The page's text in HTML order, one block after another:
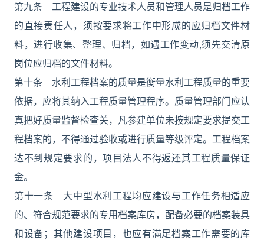
第九条 工程建设的专业技术人员和管理人员是归档工作
的直接责任人，须按要求将工作中形成的应归档文件材
料，进行收集、整理、归档，如遇工作变动,须先交清原
岗位应归档的文件材料。
第十条 水利工程档案的质量是衡量水利工程质量的重要
依据，应将其纳入工程质量管理程序。质量管理部门应认
真把好质量监督检查关，凡参建单位未按规定要求提交工
程档案的，不得通过验收或进行质量等级评定。工程档案
达不到规定要求的，项目法人不得返还其工程质量保证
金。
第十一条 大中型水利工程均应建设与工作任务相适应
的、符合规范要求的专用档案库房，配备必要的档案装具
和设备；其他建设项目，也应有满足档案工作需要的库